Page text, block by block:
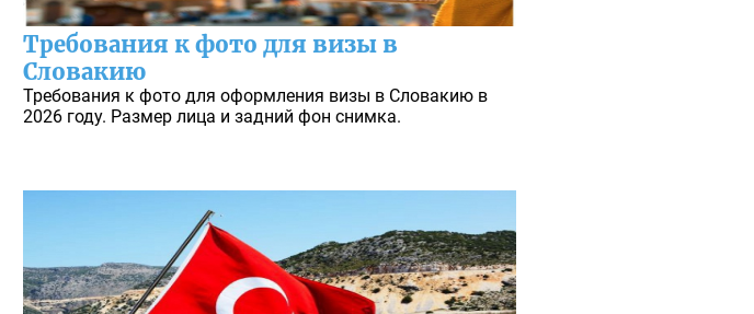
Требования к фото для визы в
Словакию
Требования к фото для оформления визы в Словакию в
2026 году. Размер лица и задний фон снимка.